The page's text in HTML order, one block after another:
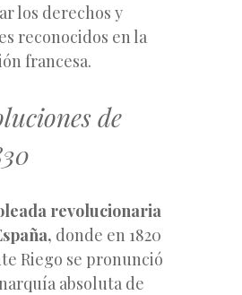
los derechos y
reconocidos en la
francesa.
de
revolucionaria
donde en 1820
Riego se pronunció
absoluta de